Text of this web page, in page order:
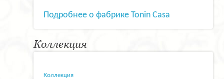
Подробнее о фабрике Tonin Casa
Коллекция
Коллекция